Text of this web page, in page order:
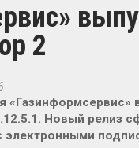
2
«Газинформсервис»
Новый релиз
электронными